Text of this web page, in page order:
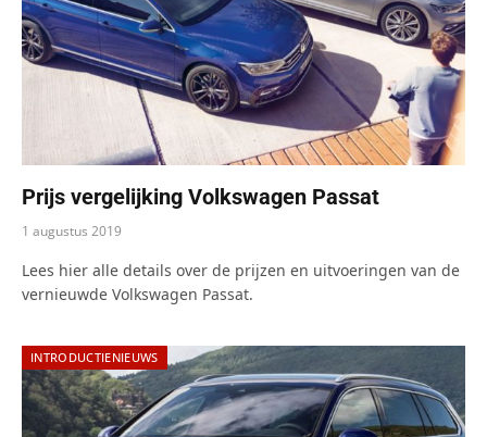
Prijs vergelijking Volkswagen Passat
1 augustus 2019
Lees hier alle details over de prijzen en uitvoeringen van de
vernieuwde Volkswagen Passat.
INTRODUCTIENIEUWS